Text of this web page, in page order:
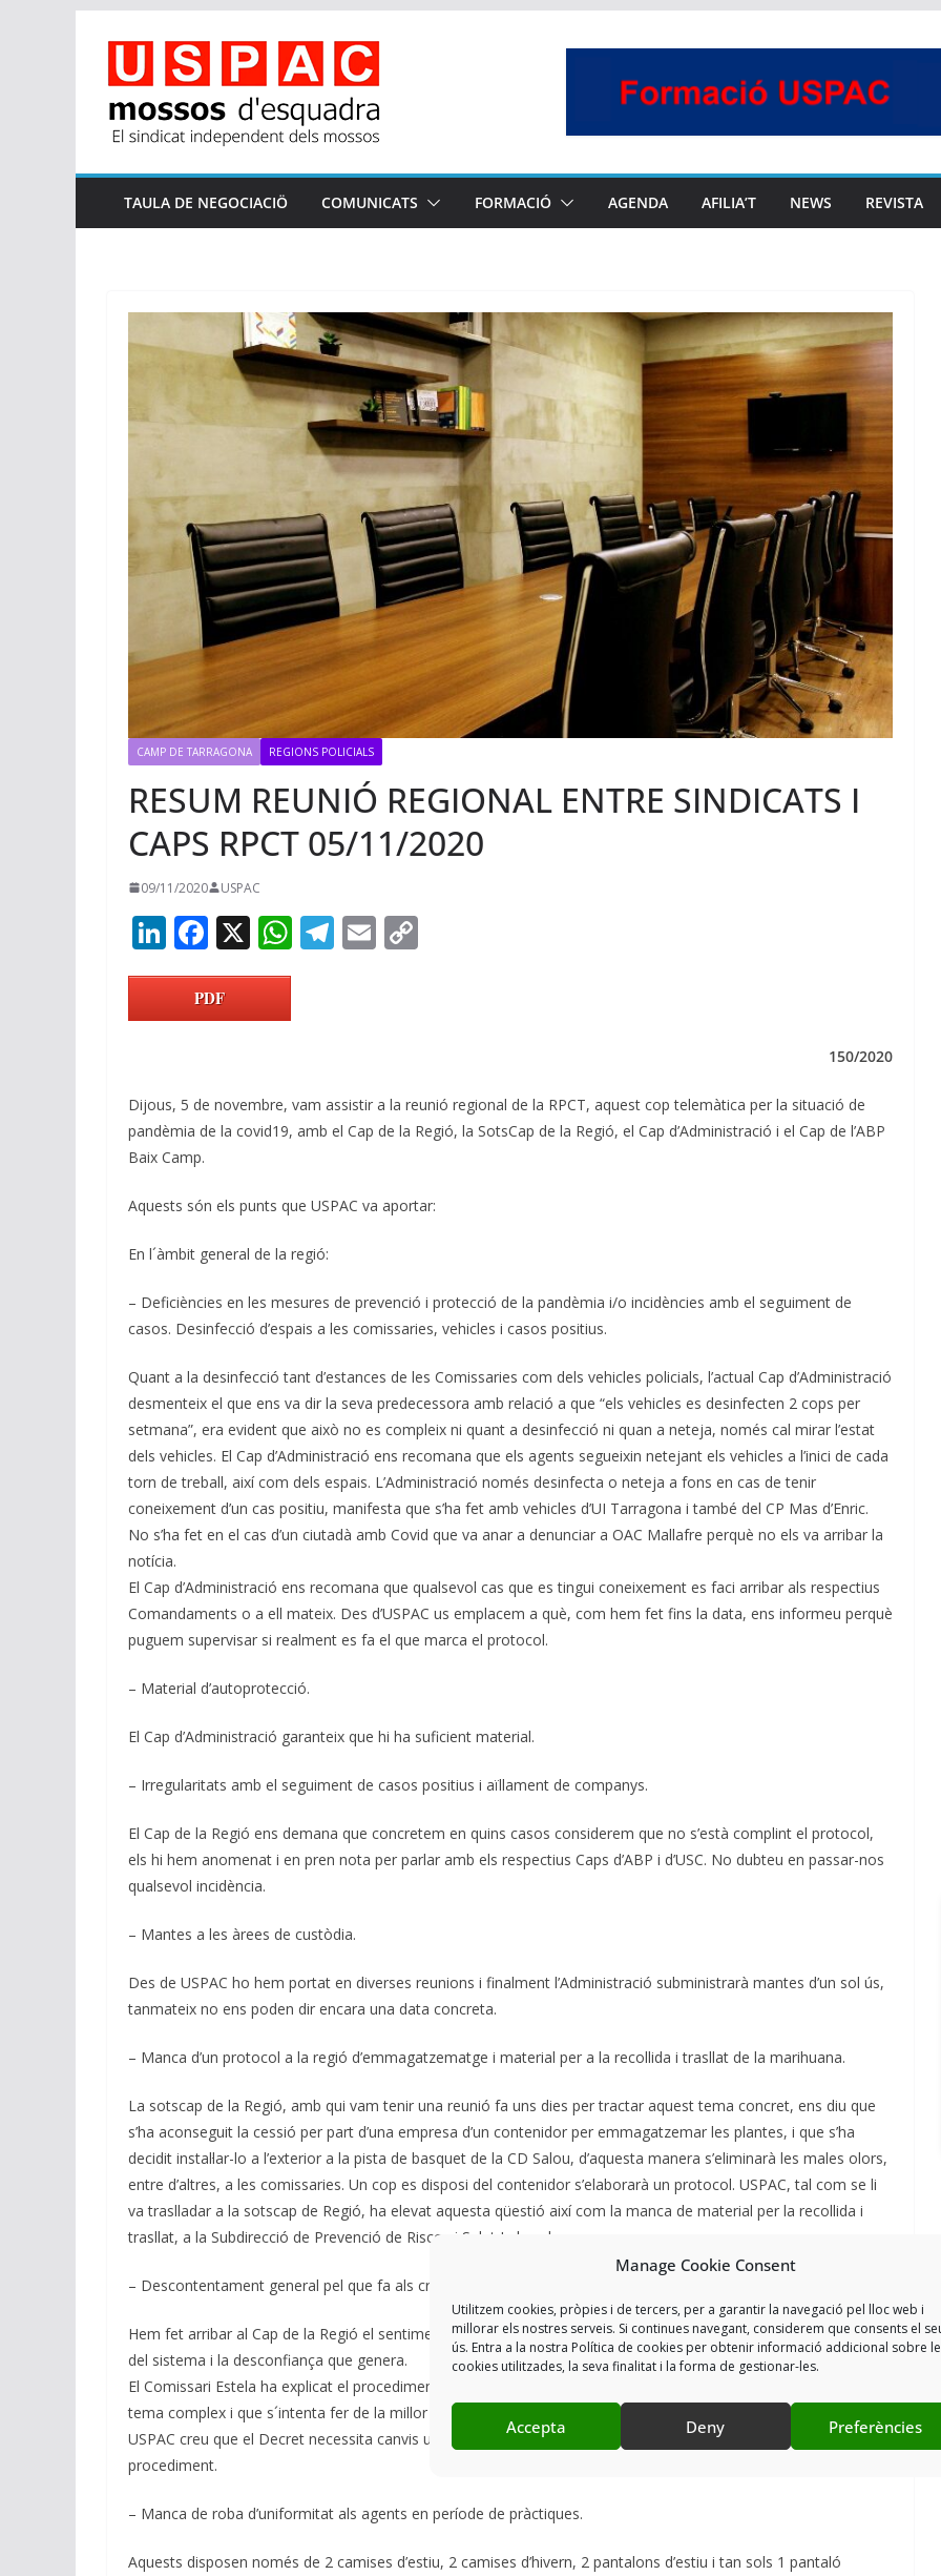
Manage Cookie Consent
Utilitzem cookies, pròpies i de tercers, per a garantir la navegació pel lloc web i
millorar els nostres serveis. Si continues navegant, considerem que consents el
ús. Entra a la nostra Política de cookies per obtenir informació addicional sobre
cookies utilitzades, la seva finalitat i la forma de gestionar-les.
Accepta Deny Preferències
content
TAULA DE NEGOCIACIÖ COMUNICATS FORMACIÓ AGENDA AFILIA’T NEWS REVISTA
CAMP DE TARRAGONA REGIONS POLICIALS
RESUM REUNIÓ REGIONAL ENTRE SINDICATS I
CAPS RPCT 05/11/2020
09/11/2020 USPAC
Li
n
k
e
n
F
ac
e
b
o
k
X W
p
p
T
m
E
n
k
PDF
150/2020
Dijous, 5 de novembre, vam assistir a la reunió regional de la RPCT, aquest cop telemàtica per la situació de
pandèmia de la covid19, amb el Cap de la Regió, la SotsCap de la Regió, el Cap d’Administració i el Cap de l’ABP
Baix Camp.
Aquests són els punts que USPAC va aportar:
En l´àmbit general de la regió:
– Deficiències en les mesures de prevenció i protecció de la pandèmia i/o incidències amb el seguiment de
casos. Desinfecció d’espais a les comissaries, vehicles i casos positius.
Quant a la desinfecció tant d’estances de les Comissaries com dels vehicles policials, l’actual Cap d’Administració
desmenteix el que ens va dir la seva predecessora amb relació a que “els vehicles es desinfecten 2 cops per
setmana”, era evident que això no es compleix ni quant a desinfecció ni quan a neteja, només cal mirar l’estat
dels vehicles. El Cap d’Administració ens recomana que els agents segueixin netejant els vehicles a l’inici de cada
torn de treball, així com dels espais. L’Administració només desinfecta o neteja a fons en cas de tenir
coneixement d’un cas positiu, manifesta que s’ha fet amb vehicles d’UI Tarragona i també del CP Mas d’Enric.
No s’ha fet en el cas d’un ciutadà amb Covid que va anar a denunciar a OAC Mallafre perquè no els va arribar la
notícia.
El Cap d’Administració ens recomana que qualsevol cas que es tingui coneixement es faci arribar als respectius
Comandaments o a ell mateix. Des d’USPAC us emplacem a què, com hem fet fins la data, ens informeu perquè
puguem supervisar si realment es fa el que marca el protocol.
– Material d’autoprotecció.
El Cap d’Administració garanteix que hi ha suficient material.
– Irregularitats amb el seguiment de casos positius i aïllament de companys.
El Cap de la Regió ens demana que concretem en quins casos considerem que no s’està complint el protocol,
els hi hem anomenat i en pren nota per parlar amb els respectius Caps d’ABP i d’USC. No dubteu en passar-nos
qualsevol incidència.
– Mantes a les àrees de custòdia.
Des de USPAC ho hem portat en diverses reunions i finalment l’Administració subministrarà mantes d’un sol ús,
tanmateix no ens poden dir encara una data concreta.
– Manca d’un protocol a la regió d’emmagatzematge i material per a la recollida i trasllat de la marihuana.
La sotscap de la Regió, amb qui vam tenir una reunió fa uns dies per tractar aquest tema concret, ens diu que
s’ha aconseguit la cessió per part d’una empresa d’un contenidor per emmagatzemar les plantes, i que s’ha
decidit instal·lar-lo a l’exterior a la pista de basquet de la CD Salou, d’aquesta manera s’eliminarà les males olors,
entre d’altres, a les comissaries. Un cop es disposi del contenidor s’elaborarà un protocol. USPAC, tal com se li
va traslladar a la sotscap de Regió, ha elevat aquesta qüestió així com la manca de material per la recollida i
trasllat, a la Subdirecció de Prevenció de Riscos i Salut Laboral.
– Descontentament general pel que fa als criteris que s’utilitzen per a la concessió de medalles i felicitacions.
Hem fet arribar al Cap de la Regió el sentiment de la majoria de la “tropa”, la manca de transparència i criteris
del sistema i la desconfiança que genera.
El Comissari Estela ha explicat el procediment que segueixen per a la concessió d’aquestes i reconeix que és un
tema complex i que s´intenta fer de la millor manera.
USPAC creu que el Decret necessita canvis urgents al respecte i la publicitat donaria transparència al
procediment.
– Manca de roba d’uniformitat als agents en període de pràctiques.
Aquests disposen només de 2 camises d’estiu, 2 camises d’hivern, 2 pantalons d’estiu i tan sols 1 pantaló